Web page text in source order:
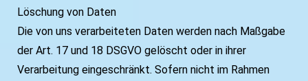
Löschung von Daten
Die von uns verarbeiteten Daten werden nach Maßgabe
der Art. 17 und 18 DSGVO gelöscht oder in ihrer
Verarbeitung eingeschränkt. Sofern nicht im Rahmen